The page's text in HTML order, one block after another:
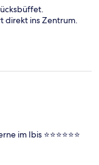
direkt ins Zentrum.
im Ibis ⭐⭐⭐⭐⭐⭐